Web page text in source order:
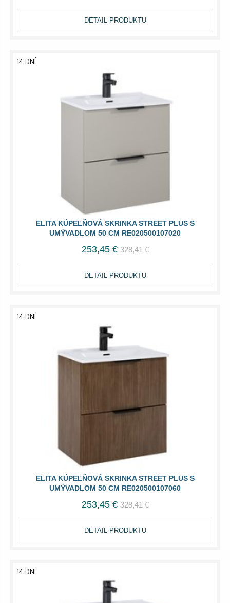
DETAIL PRODUKTU
ELITA KÚPEĽŇOVÁ SKRINKA STREET PLUS S
UMÝVADLOM 50 CM RE020500107020
14 DNÍ
253,45 € 328,41 €
DETAIL PRODUKTU
ELITA KÚPEĽŇOVÁ SKRINKA STREET PLUS S
UMÝVADLOM 50 CM RE020500107060
14 DNÍ
253,45 € 328,41 €
DETAIL PRODUKTU
14 DNÍ